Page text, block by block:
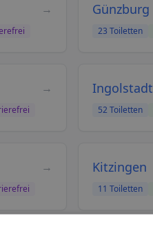
→ Günzburg
23 Toiletten
→ Ingolstadt
52 Toiletten
→ Kitzingen
11 Toiletten